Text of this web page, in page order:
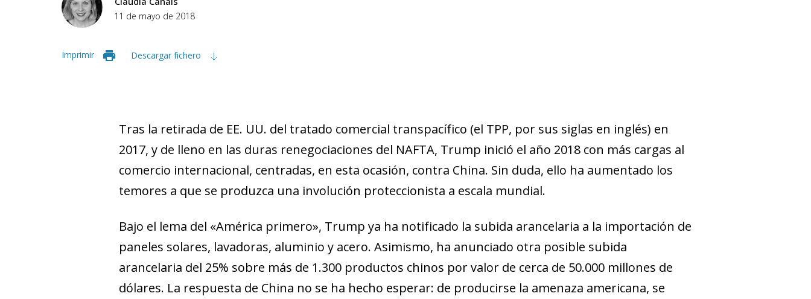
11 de mayo de 2018
Imprimir Descargar fichero
Tras la retirada de EE. UU. del tratado comercial transpacífico (el TPP, por sus siglas en inglés) en
2017, y de lleno en las duras renegociaciones del NAFTA, Trump inició el año 2018 con más cargas al
comercio internacional, centradas, en esta ocasión, contra China. Sin duda, ello ha aumentado los
temores a que se produzca una involución proteccionista a escala mundial.
Bajo el lema del «América primero», Trump ya ha notificado la subida arancelaria a la importación de
paneles solares, lavadoras, aluminio y acero. Asimismo, ha anunciado otra posible subida
arancelaria del 25% sobre más de 1.300 productos chinos por valor de cerca de 50.000 millones de
dólares. La respuesta de China no se ha hecho esperar: de producirse la amenaza americana, se